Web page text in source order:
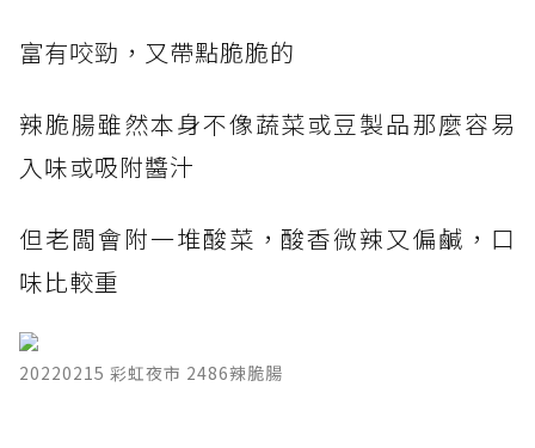
富有咬勁，又帶點脆脆的
辣脆腸雖然本身不像蔬菜或豆製品那麼容易
入味或吸附醬汁
但老闆會附一堆酸菜，酸香微辣又偏鹹，口
味比較重
20220215 彩虹夜市 2486辣脆腸